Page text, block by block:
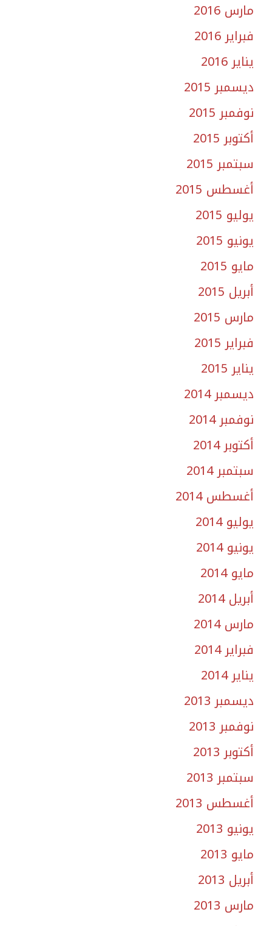
مارس 2016
فبراير 2016
يناير 2016
ديسمبر 2015
نوفمبر 2015
أكتوبر 2015
سبتمبر 2015
أغسطس 2015
يوليو 2015
يونيو 2015
مايو 2015
أبريل 2015
مارس 2015
فبراير 2015
يناير 2015
ديسمبر 2014
نوفمبر 2014
أكتوبر 2014
سبتمبر 2014
أغسطس 2014
يوليو 2014
يونيو 2014
مايو 2014
أبريل 2014
مارس 2014
فبراير 2014
يناير 2014
ديسمبر 2013
نوفمبر 2013
أكتوبر 2013
سبتمبر 2013
أغسطس 2013
يونيو 2013
مايو 2013
أبريل 2013
مارس 2013